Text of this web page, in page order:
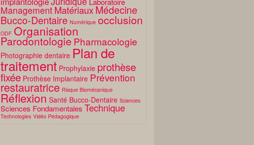
Management Matériaux Médecine
Bucco-Dentaire Numérique occlusion
ODF Organisation
Parodontologie Pharmacologie
Photographie dentaire Plan de
traitement Prophylaxie prothèse
fixée Prothèse Implantaire Prévention
restauratrice Risque Biomécanique
Réflexion Santé Bucco-Dentaire Sciences
Sciences Fondamentales Technique
Technologies Vidéo Pédagogique